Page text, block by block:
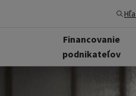
Financovanie
podnikateľov